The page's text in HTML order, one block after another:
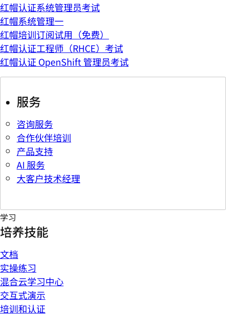
红帽认证系统管理员考试
红帽系统管理一
红帽培训订阅试用（免费）
红帽认证工程师（RHCE）考试
红帽认证 OpenShift 管理员考试
服务
咨询服务
合作伙伴培训
产品支持
AI 服务
大客户技术经理
学习
培养技能
文档
实操练习
混合云学习中心
交互式演示
培训和认证